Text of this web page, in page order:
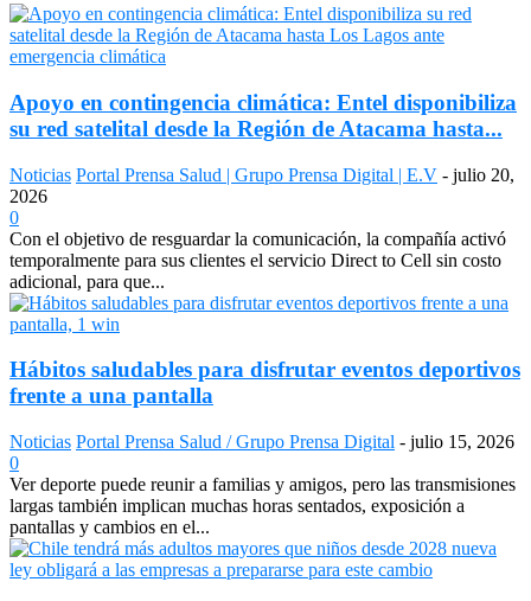
Apoyo en contingencia climática: Entel disponibiliza
su red satelital desde la Región de Atacama hasta...
Noticias Portal Prensa Salud | Grupo Prensa Digital | E.V - julio 20,
2026
0
Con el objetivo de resguardar la comunicación, la compañía activó
temporalmente para sus clientes el servicio Direct to Cell sin costo
adicional, para que...
Hábitos saludables para disfrutar eventos deportivos
frente a una pantalla
Noticias Portal Prensa Salud / Grupo Prensa Digital - julio 15, 2026
0
Ver deporte puede reunir a familias y amigos, pero las transmisiones
largas también implican muchas horas sentados, exposición a
pantallas y cambios en el...